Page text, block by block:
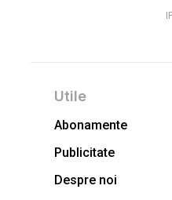
Utile
Abonamente
Publicitate
Despre noi